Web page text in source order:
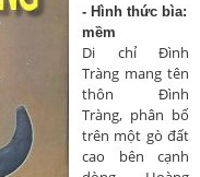
- Hình thức bìa:
mềm
Di chỉ Đình
Tràng mang tên
thôn Đình
Tràng, phân bố
trên một gò đất
cao bên cạnh